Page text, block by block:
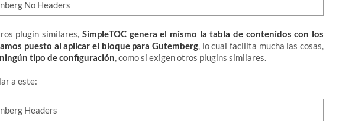
plugin similares, SimpleTOC genera el mismo la tabla de contenidos con los
puesto al aplicar el bloque para Gutemberg, lo cual facilita mucha las cosas,
tipo de configuración, como si exigen otros plugins similares.
a este: